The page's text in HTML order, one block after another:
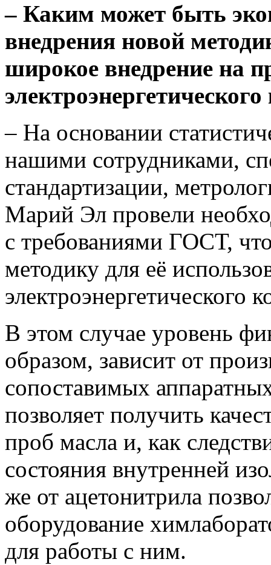
– Каким может быть
внедрения новой
широкое внедрение на
– На основании
нашими сотрудниками,
стандартизации,
Марий Эл провели
с требованиями ГОСТ, что
методику для её
электроэнергетического
В этом случае уровень
образом, зависит от
сопоставимых
позволяет получить
проб масла и, как
состояния внутренней
же от ацетонитрила
оборудование
для работы с ним.